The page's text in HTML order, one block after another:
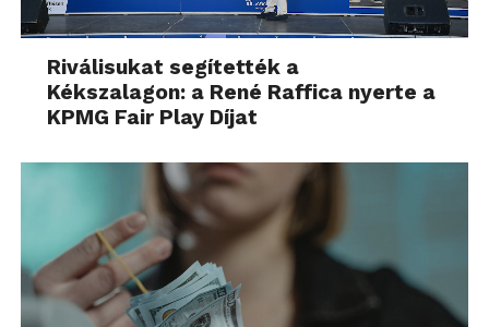
Riválisukat segítették a
Kékszalagon: a René Raffica nyerte a
KPMG Fair Play Díjat